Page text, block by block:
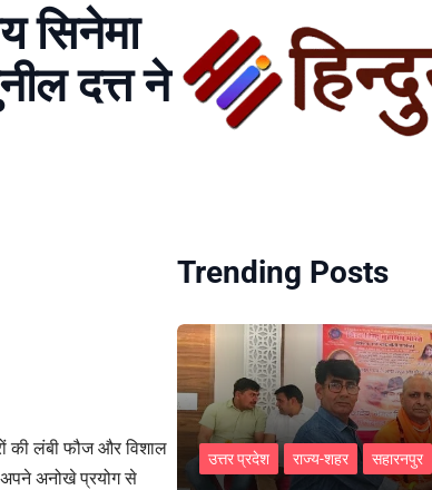
सिनेमा
दत्त ने
की लंबी फौज और विशाल
अपने अनोखे प्रयोग से
Trending Posts
उत्तर प्रदेश राज्य-शहर सहारनपुर